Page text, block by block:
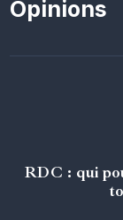
Opinions
RDC : qui